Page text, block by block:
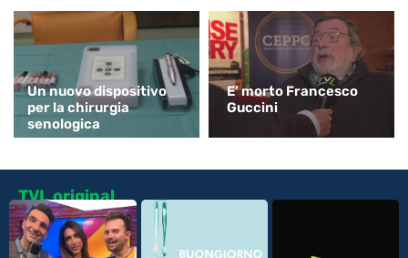
Un nuovo dispositivo
per la chirurgia
senologica
E’ morto Francesco
Guccini
TVL original